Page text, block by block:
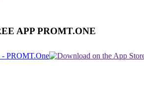
APP PROMT.ONE